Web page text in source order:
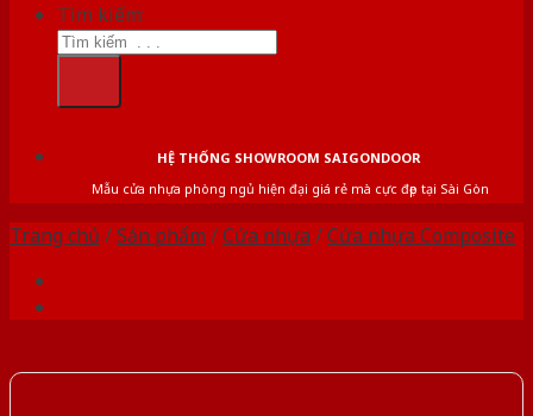
Tìm kiếm:
HỆ THỐNG SHOWROOM SAIGONDOOR
Mẫu cửa nhựa phòng ngủ hiện đại giá rẻ mà cực đẹp tại Sài Gòn
Trang chủ /Sản phẩm /Cửa nhựa /Cửa nhựa Composite